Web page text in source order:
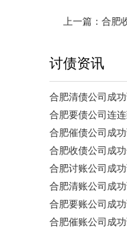
上一篇： 合肥收账公
讨债资讯
合肥清债公司成
合肥要债公司连
合肥催债公司成
合肥收债公司成
合肥讨账公司成
合肥清账公司成
合肥要账公司成
合肥催账公司成